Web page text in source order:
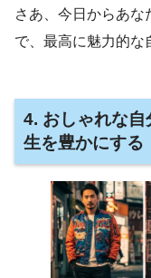
さあ、今日からあな
で、最高に魅力的な
4. おしゃれな自
生を豊かにする